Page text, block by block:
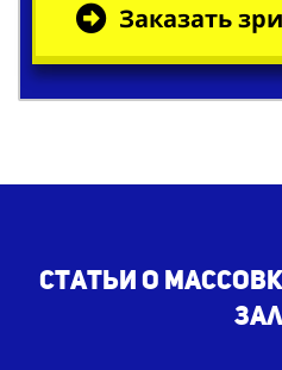
Заказать
Статьи о